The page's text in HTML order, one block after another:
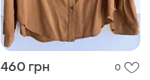
460 грн 0